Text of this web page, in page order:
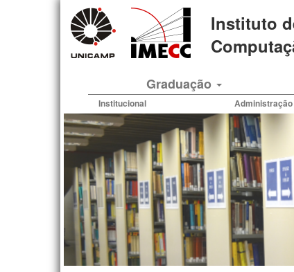
Instituto
Graduação
Institucional Administração